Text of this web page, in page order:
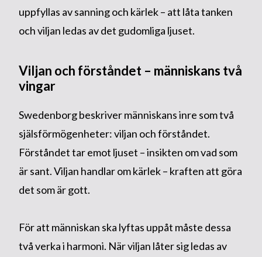
uppfyllas av sanning och kärlek – att låta tanken
och viljan ledas av det gudomliga ljuset.
Viljan och förståndet – människans två
vingar
Swedenborg beskriver människans inre som två
själsförmögenheter: viljan och förståndet.
Förståndet tar emot ljuset – insikten om vad som
är sant. Viljan handlar om kärlek – kraften att göra
det som är gott.
För att människan ska lyftas uppåt måste dessa
två verka i harmoni. När viljan låter sig ledas av